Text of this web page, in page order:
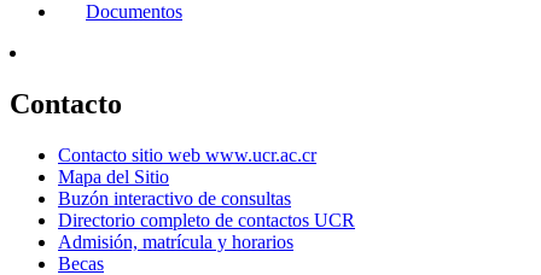
Documentos
Contacto
Contacto sitio web www.ucr.ac.cr
Mapa del Sitio
Buzón interactivo de consultas
Directorio completo de contactos UCR
Admisión, matrícula y horarios
Becas